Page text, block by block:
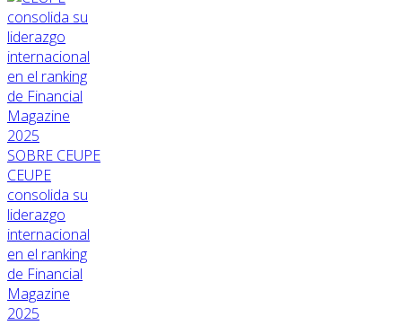
SOBRE CEUPE
CEUPE
consolida su
liderazgo
internacional
en el ranking
de Financial
Magazine
2025